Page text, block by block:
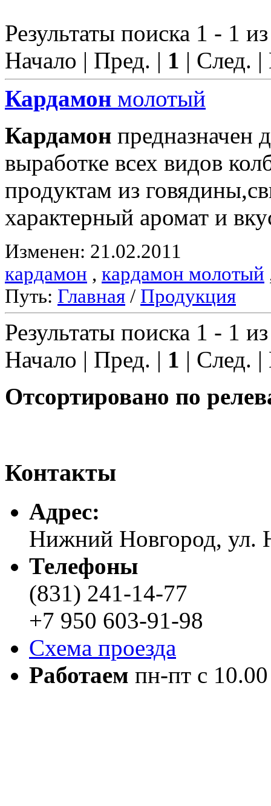
Результаты поиска 1 - 1
Начало | Пред. | 1 | След.
Кардамон молотый
Кардамон предназначен
выработке всех видов
продуктам из
характерный аромат и
Изменен: 21.02.2011
кардамон , кардамон молотый
Путь: Главная / Продукция
Результаты поиска 1 - 1
Начало | Пред. | 1 | След.
Отсортировано по
Контакты
Адреc:
Нижний Новгород, ул.
Телефоны
(831) 241-14-77
+7 950 603-91-98
Схема проезда
Работаем пн-пт с